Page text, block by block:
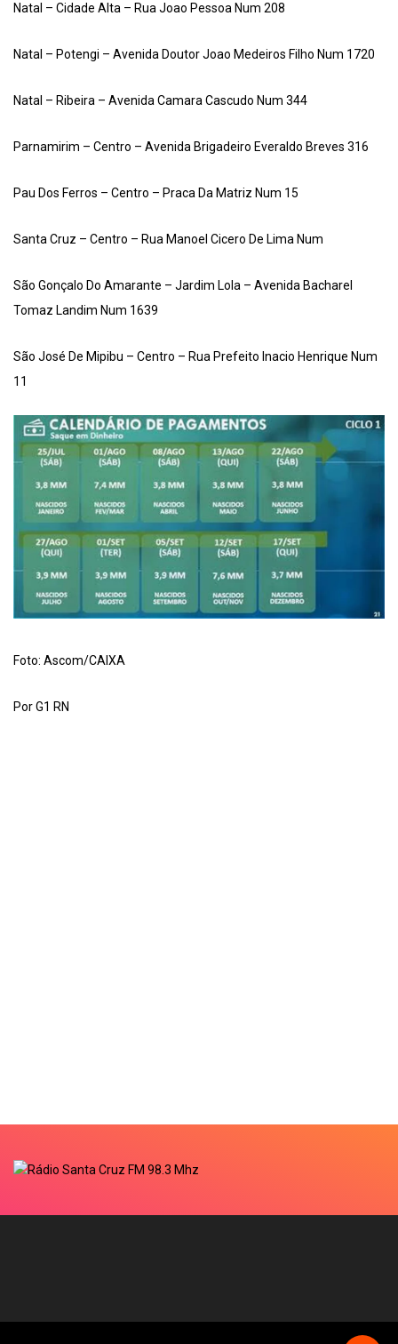
Natal – Cidade Alta – Rua Joao Pessoa Num 208
Natal – Potengi – Avenida Doutor Joao Medeiros Filho Num 1720
Natal – Ribeira – Avenida Camara Cascudo Num 344
Parnamirim – Centro – Avenida Brigadeiro Everaldo Breves 316
Pau Dos Ferros – Centro – Praca Da Matriz Num 15
Santa Cruz – Centro – Rua Manoel Cicero De Lima Num
São Gonçalo Do Amarante – Jardim Lola – Avenida Bacharel
Tomaz Landim Num 1639
São José De Mipibu – Centro – Rua Prefeito Inacio Henrique Num
11
Foto: Ascom/CAIXA
Por G1 RN